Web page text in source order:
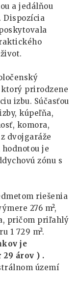
a jedálňou
Dispozícia
ktorý prirodzene
izbu. Súčasťou
kúpeľňa,
komora,
dvojgaráže
je
zónu s
riešenia
276 m²,
pričom priľahlý
1 729 m².
je
árov ) .
území